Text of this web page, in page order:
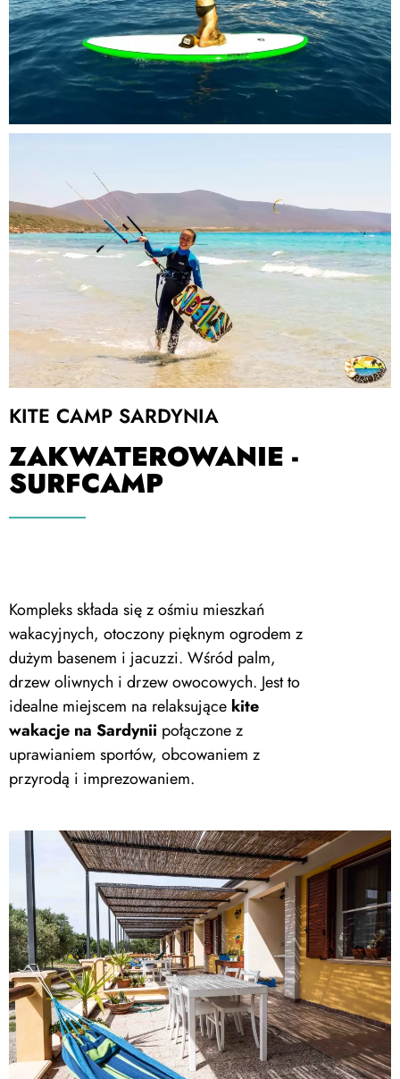
KITE CAMP SARDYNIA
ZAKWATEROWANIE -
SURFCAMP
Kompleks składa się z ośmiu mieszkań
wakacyjnych, otoczony pięknym ogrodem z
dużym basenem i jacuzzi. Wśród palm,
drzew oliwnych i drzew owocowych. Jest to
idealne miejscem na relaksujące kite
wakacje na Sardynii połączone z
uprawianiem sportów, obcowaniem z
przyrodą i imprezowaniem.